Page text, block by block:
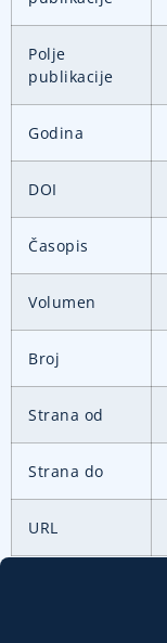
Polje
publikacije
Godina
DOI
Časopis
Volumen
Broj
Strana od
Strana do
URL